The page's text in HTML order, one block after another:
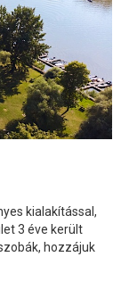
kialakítással,
3 éve került
hozzájuk